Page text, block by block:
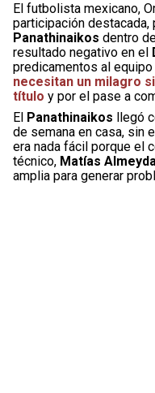
El futbolista mexicano,
participación destacada,
Panathinaikos dentro
resultado negativo en el
predicamentos al
necesitan un milagro
título y por el pase a
El Panathinaikos llegó
de semana en casa, sin
era nada fácil porque el
técnico, Matías
amplia para generar